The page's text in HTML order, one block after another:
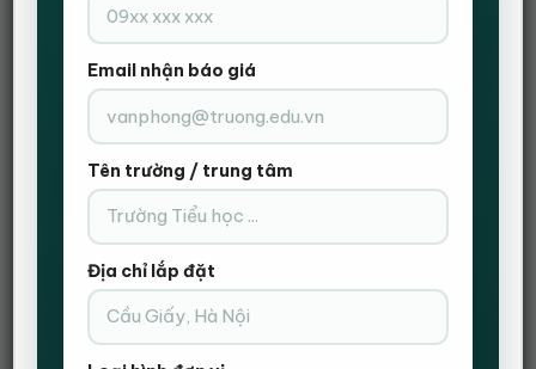
Email nhận báo giá
Tên trường / trung tâm
Địa chỉ lắp đặt